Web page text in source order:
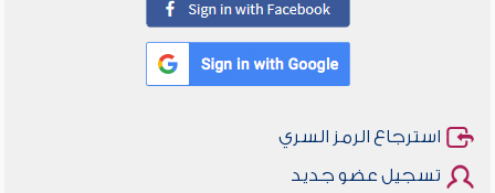
استرجاع الرمز السري
تسجيل عضو جديد